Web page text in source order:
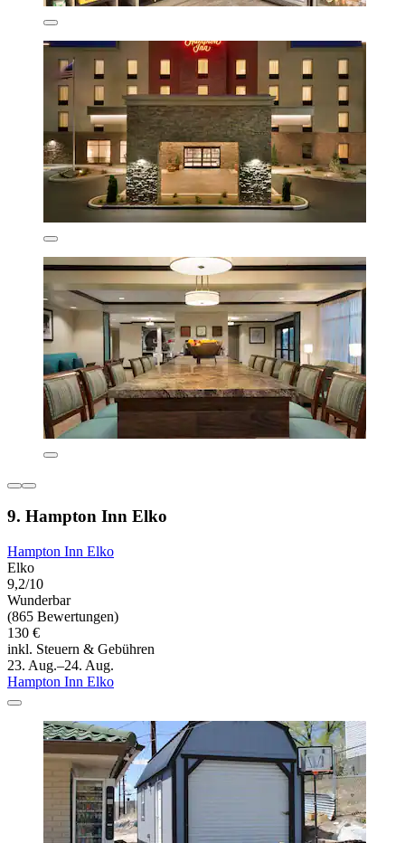
9. Hampton Inn Elko
Hampton Inn Elko
Elko
9,2/10
Wunderbar
(865 Bewertungen)
130 €
inkl. Steuern & Gebühren
23. Aug.–24. Aug.
Hampton Inn Elko